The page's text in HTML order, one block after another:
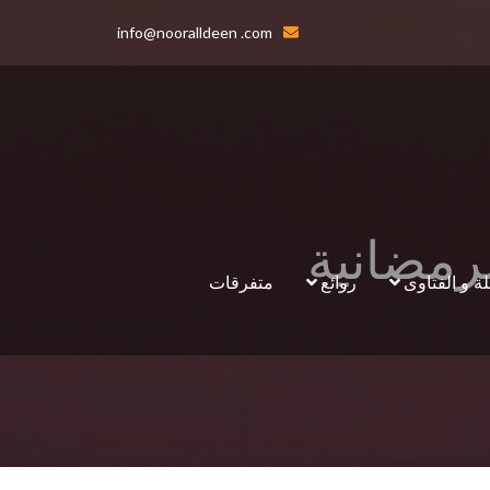
info@nooralldeen .com
و الفتاوى روائع متفرقات